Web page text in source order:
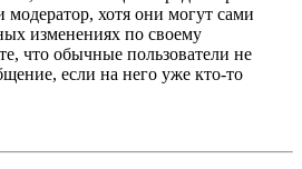
модератор, хотя они могут сами
изменениях по своему
что обычные пользователи не
если на него уже кто-то